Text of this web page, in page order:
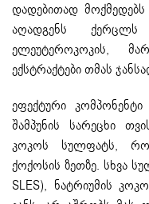
დადებითად
აღადგენს
ელეუტეროკოკის,
ექსტრაქტები თმას
ეფექტური
შამპუნის სარეცხი
კოკოს სულფატს,
ქოქოსის ზეთზე. სხვა
SLES), ნატრიუმის